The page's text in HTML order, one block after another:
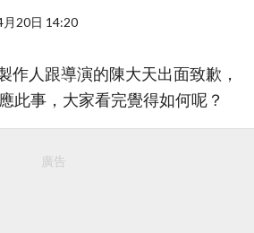
月20日 14:20
作人跟導演的陳大天出面致歉，
此事，大家看完覺得如何呢？
廣告